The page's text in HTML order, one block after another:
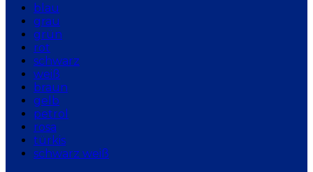
blau
grau
grün
rot
schwarz
weiß
braun
gelb
petrol
rosa
türkis
schwarz weiß